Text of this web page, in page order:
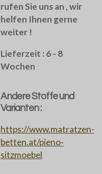
rufen Sie uns an , wir
helfen Ihnen gerne
weiter !
Lieferzeit : 6 - 8
Wochen
Andere Stoffe und
Varianten :
https://www.matratzen-
betten.at/pieno-
sitzmoebel